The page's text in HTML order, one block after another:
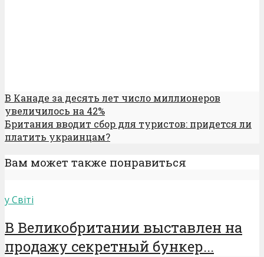
В Канаде за десять лет число миллионеров
увеличилось на 42%
Британия вводит сбор для туристов: придется ли
платить украинцам?
Вам может также понравиться
у Світі
В Великобритании выставлен на
продажу секретный бункер...